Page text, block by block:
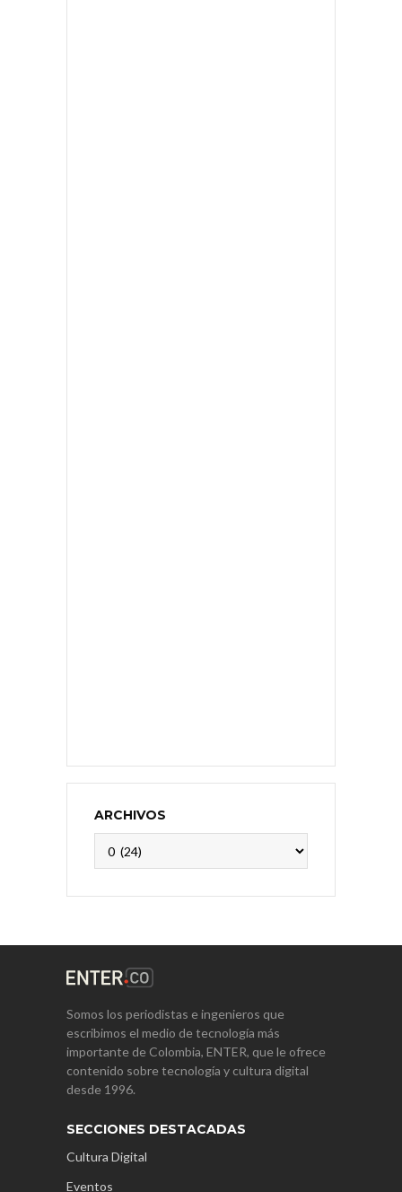
ARCHIVOS
Somos los periodistas e ingenieros que
escribimos el medio de tecnología más
importante de Colombia, ENTER, que le ofrece
contenido sobre tecnología y cultura digital
desde 1996.
SECCIONES DESTACADAS
Cultura Digital
Eventos